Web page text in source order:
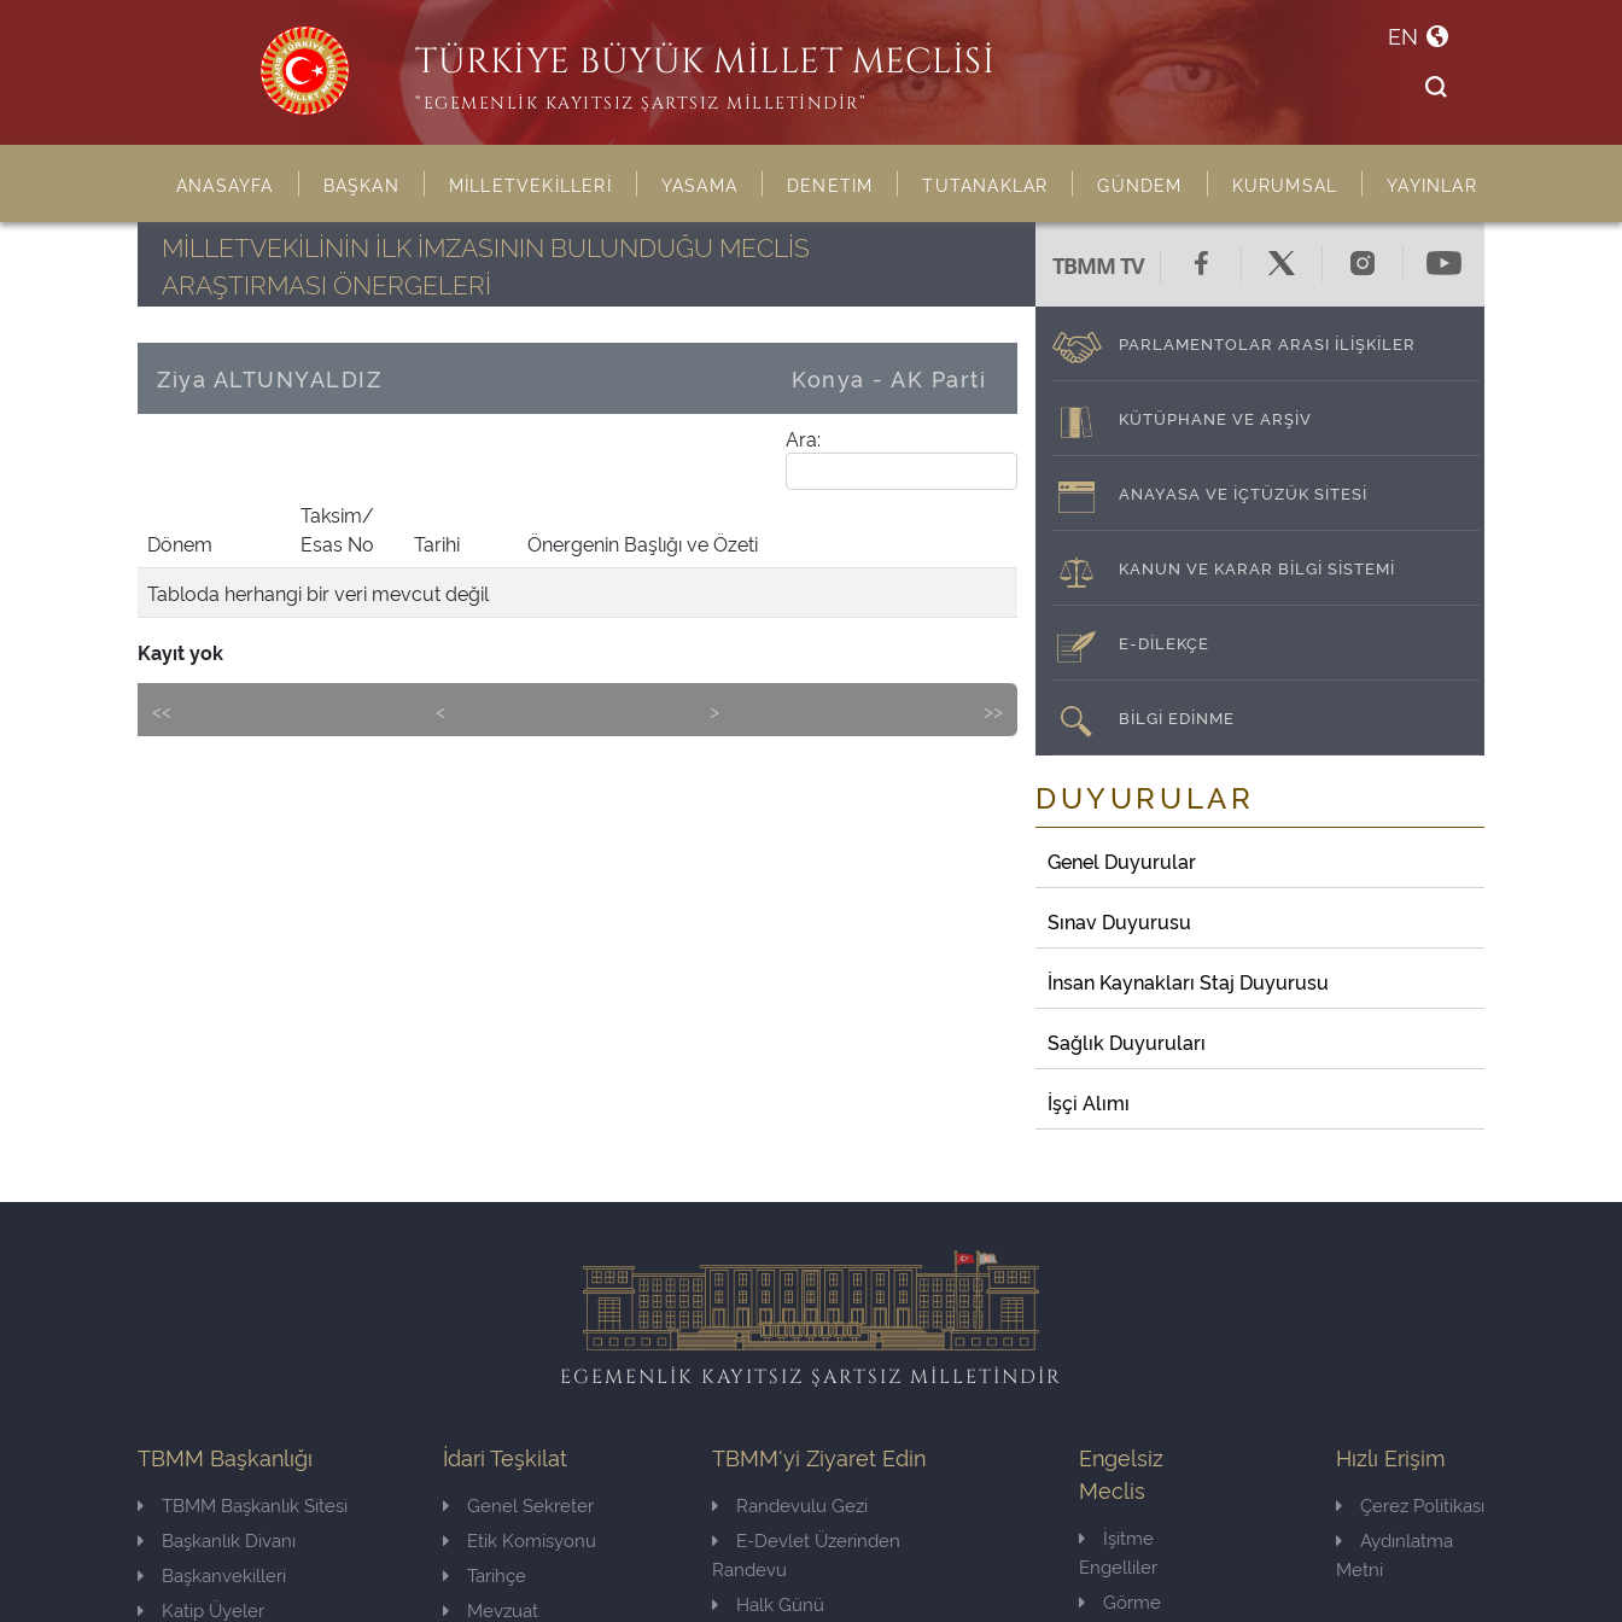
TÜRKİYE BÜYÜK MİLLET MECLİSİ
“EGEMENLİK KAYITSIZ ŞARTSIZ MİLLETİNDİR”
EN
ANASAYFA BAŞKAN MİLLETVEKİLLERİ YASAMA DENETİM TUTANAKLAR GÜNDEM KURUMSAL YAYINLAR
MİLLETVEKİLİNİN İLK İMZASININ BULUNDUĞU MECLİS
ARAŞTIRMASI ÖNERGELERİ
Ziya ALTUNYALDIZ Konya - AK Parti
Ara:
Dönem
Taksim/
Esas No
Tarihi
Önergenin Başlığı ve Özeti
Tabloda herhangi bir veri mevcut değil
Kayıt yok
<< < > >>
TBMM TV
PARLAMENTOLAR ARASI İLİŞKİLER
KÜTÜPHANE VE ARŞİV
ANAYASA VE İÇTÜZÜK SİTESİ
KANUN VE KARAR BİLGİ SİSTEMİ
E-DİLEKÇE
BİLGİ EDİNME
DUYURULAR
Genel Duyurular
Sınav Duyurusu
İnsan Kaynakları Staj Duyurusu
Sağlık Duyuruları
İşçi Alımı
EGEMENLİK KAYITSIZ ŞARTSIZ MİLLETİNDİR
TBMM Başkanlığı
TBMM Başkanlık Sitesi
Başkanlık Divanı
Başkanvekilleri
Katip Üyeler
İdari Teşkilat
Genel Sekreter
Etik Komisyonu
Tarihçe
Mevzuat
TBMM'yi Ziyaret Edin
Randevulu Gezi
E-Devlet Üzerinden
Randevu
Halk Günü
Engelsiz
Meclis
İşitme
Engelliler
Görme
Hızlı Erişim
Çerez Politikası
Aydınlatma
Metni